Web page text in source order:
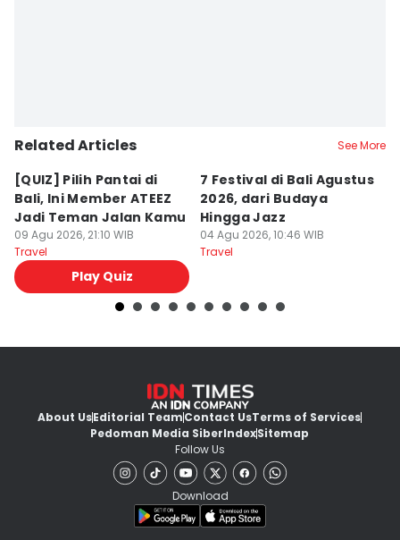
Related Articles See More
[QUIZ] Pilih Pantai di
Bali, Ini Member ATEEZ
Jadi Teman Jalan Kamu
09 Agu 2026, 21:10 WIB
Travel
Play Quiz
7 Festival di Bali Agustus
2026, dari Budaya
Hingga Jazz
04 Agu 2026, 10:46 WIB
Travel
About UsEditorial TeamContact UsTerms of Services
Pedoman Media SiberIndexSitemap
Follow Us
Download